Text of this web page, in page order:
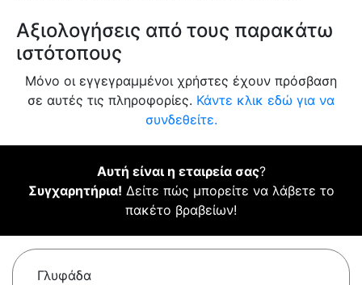
Αξιολογήσεις από τους παρακάτω
ιστότοπους
Μόνο οι εγγεγραμμένοι χρήστες έχουν πρόσβαση
σε αυτές τις πληροφορίες. Κάντε κλικ εδώ για να
συνδεθείτε.
Αυτή είναι η εταιρεία σας?
Συγχαρητήρια! Δείτε πώς μπορείτε να λάβετε το
πακέτο βραβείων!
Γλυφάδα